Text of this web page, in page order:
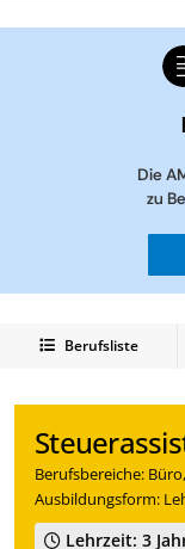
Die
zu
Berufsliste
Berufsbereiche:
Ausbildungsform:
Lehrzeit: 3